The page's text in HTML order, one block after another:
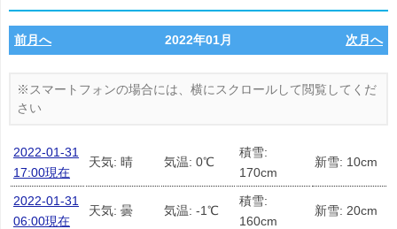
前月へ 2022年01月 次月へ
2022-01-31
17:00現在
天気: 晴 気温: 0℃
積雪:
170cm
新雪: 10cm
2022-01-31
06:00現在
天気: 曇 気温: -1℃
積雪:
160cm
新雪: 20cm